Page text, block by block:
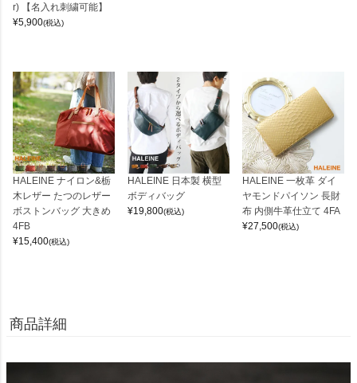
r) 【名入れ刺繍可能】
¥5,900(税込)
HALEINE ナイロン&栃
木レザー たつのレザー
ボストンバッグ 大きめ
4FB
¥15,400(税込)
HALEINE 日本製 横型
ボディバッグ
¥19,800(税込)
HALEINE 一枚革 ダイ
ヤモンドパイソン 長財
布 内側牛革仕立て 4FA
¥27,500(税込)
商品詳細